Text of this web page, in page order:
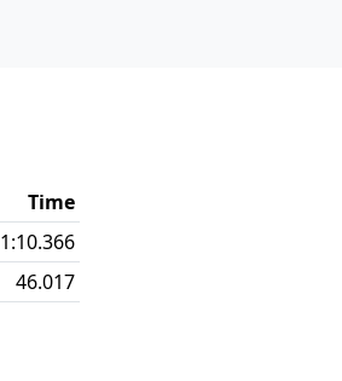
Time
1:10.366
46.017